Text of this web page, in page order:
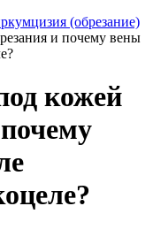
(обрезание)
и почему вены
кожей